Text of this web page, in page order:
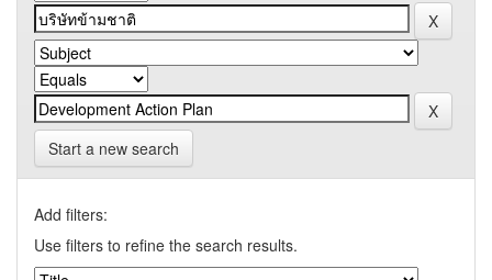
Start a new search
Add filters:
Use filters to refine the search results.